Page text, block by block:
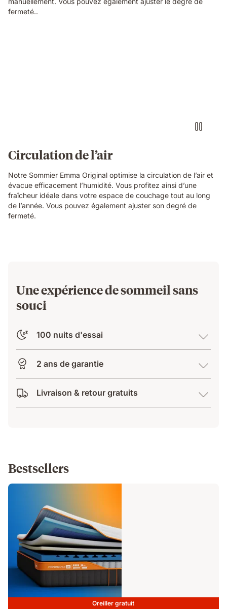
fermeté..
Circulation de l’air
Notre Sommier Emma Original optimise la circulation de l’air et
évacue efficacement l’humidité. Vous profitez ainsi d’une
fraîcheur idéale dans votre espace de couchage tout au long
de l’année. Vous pouvez également ajuster son degré de
fermeté.
Une expérience de sommeil sans
souci
100 nuits d'essai
2 ans de garantie
Livraison & retour gratuits
Bestsellers
Oreiller gratuit